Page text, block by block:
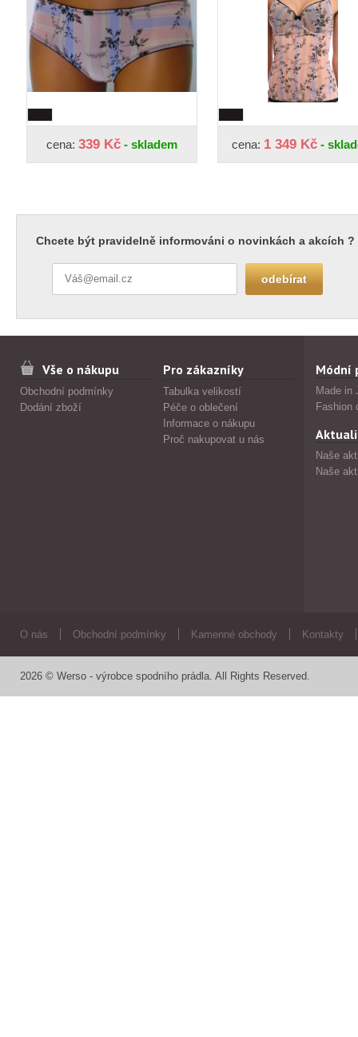
cena: 339 Kč - skladem cena: 1 349 Kč -
Chcete být pravidelně informováni o novinkách a akcích ?
Vše o nákupu
Obchodní podmínky
Dodání zboží
Pro zákazníky
Tabulka velikostí
Péče o oblečení
Informace o nákupu
Proč nakupovat u nás
Módní
Made in
Fashion
Naše
Naše
O nás Obchodní podmínky Kamenné obchody Kontakty
2026 © Werso - výrobce spodního prádla. All Rights Reserved.